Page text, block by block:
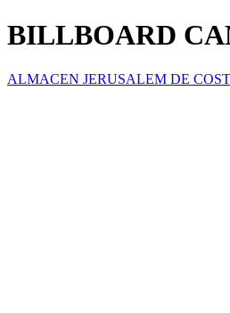
BILLBOARD
ALMACEN JERUSALEM DE